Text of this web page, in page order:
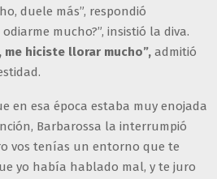
duele más”, respondió
mucho?”, insistió la diva.
me hiciste llorar mucho”, admitió
en esa época estaba muy enojada
Barbarossa la interrumpió
vos tenías un entorno que te
yo había hablado mal, y te juro